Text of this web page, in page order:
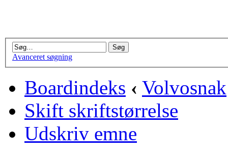
Avanceret søgning
Boardindeks ‹ Volvosnak
Skift skriftstørrelse
Udskriv emne